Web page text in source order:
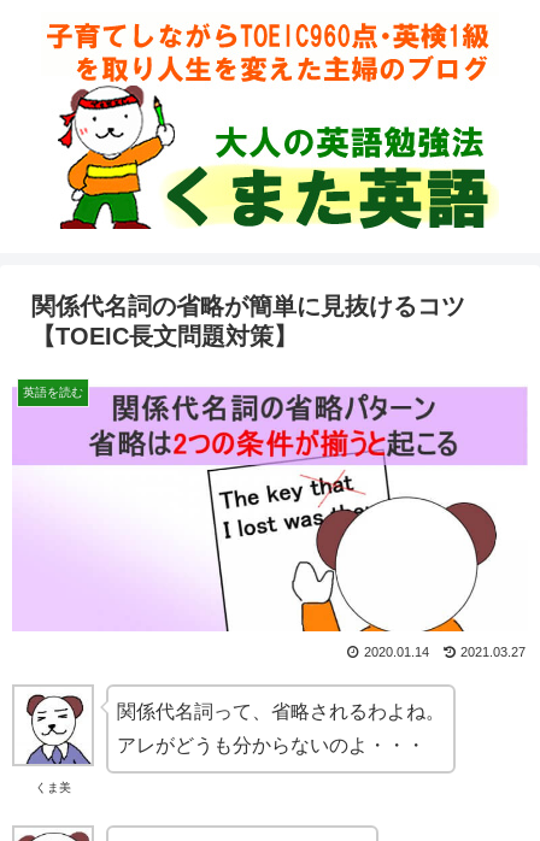
関係代名詞の省略が簡単に見抜けるコツ
【TOEIC長文問題対策】
英語を読む
2020.01.14 2021.03.27
くま美
関係代名詞って、省略されるわよね。
アレがどうも分からないのよ・・・